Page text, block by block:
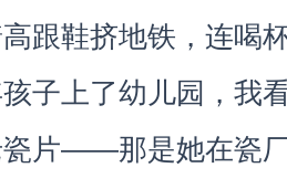
跟鞋挤地铁，连喝
子上了幼儿园，我
瓷片——那是她在瓷